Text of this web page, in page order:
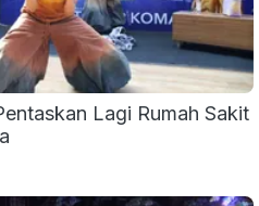
Lagi Rumah Sakit